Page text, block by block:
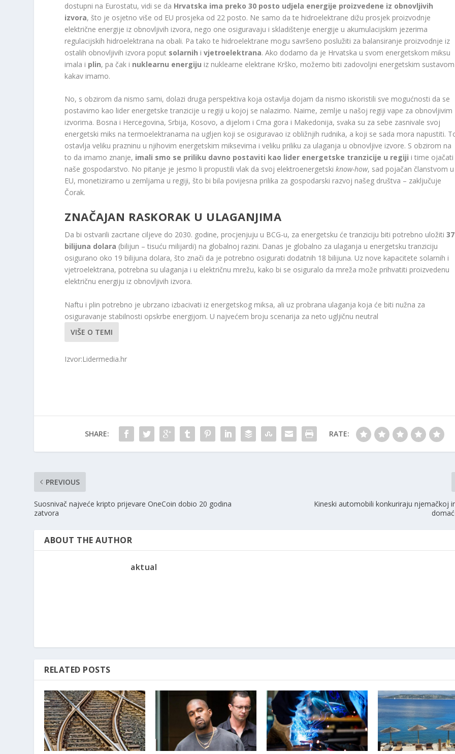
dostupni na Eurostatu, vidi se da Hrvatska ima preko 30 posto udjela energije proizvedene iz obnovljivih
izvora, što je osjetno više od EU prosjeka od 22 posto. Ne samo da te hidroelektrane dižu prosjek proizvodnje
električne energije iz obnovljivih izvora, nego one osiguravaju i skladištenje energije u akumulacijskim jezerima
regulacijskih hidroelektrana na obali. Pa tako te hidroelektrane mogu savršeno poslužiti za balansiranje proizvodnje iz
ostalih obnovljivih izvora poput solarnih ivjetroelektrana. Ako dodamo da je Hrvatska u svom energetskom miksu
imala i plin, pa čak i nuklearnu energiju iz nuklearne elektrane Krško, možemo biti zadovoljni energetskim sustavom
kakav imamo.
No, s obzirom da nismo sami, dolazi druga perspektiva koja ostavlja dojam da nismo iskoristili sve mogućnosti da se
postavimo kao lider energetske tranzicije u regiji u kojoj se nalazimo. Naime, zemlje u našoj regiji vape za obnovljivim
izvorima. Bosna i Hercegovina, Srbija, Kosovo, a dijelom i Crna gora i Makedonija, svaka su za sebe zasnivale svoj
energetski miks na termoelektranama na ugljen koji se osiguravao iz obližnjih rudnika, a koji se sada mora napustiti.
ostavlja veliku prazninu u njihovim energetskim miksevima i veliku priliku za ulaganja u obnovljive izvore. S obzirom na
to da imamo znanje, imali smo se priliku davno postaviti kao lider energetske tranzicije u regiji i time ojačati
naše gospodarstvo. No pitanje je jesmo li propustili vlak da svoj elektroenergetskiknow-how, sad pojačan članstvom u
EU, monetiziramo u zemljama u regiji, što bi bila povijesna prilika za gospodarski razvoj našeg društva – zaključuje
Čorak.
ZNAČAJAN RASKORAK U ULAGANJIMA
Da bi ostvarili zacrtane ciljeve do 2030. godine, procjenjuju u BCG-u, za energetsku će tranziciju biti potrebno uložiti37
bilijuna dolara (bilijun – tisuću milijardi) na globalnoj razini. Danas je globalno za ulaganja u energetsku tranziciju
osigurano oko 19 bilijuna dolara, što znači da je potrebno osigurati dodatnih 18 bilijuna. Uz nove kapacitete solarnih i
vjetroelektrana, potrebna su ulaganja i u električnu mrežu, kako bi se osiguralo da mreža može prihvatiti proizvedenu
električnu energiju iz obnovljivih izvora.
Naftu i plin potrebno je ubrzano izbacivati iz energetskog miksa, ali uz probrana ulaganja koja će biti nužna za
osiguravanje stabilnosti opskrbe energijom. U najvećem broju scenarija za neto ugljičnu neutral
VIŠE O TEMI
Izvor:Lidermedia.hr
SHARE: RATE:
PREVIOUS
Suosnivač najveće kripto prijevare OneCoin dobio 20 godina
zatvora
Kineski automobili konkuriraju njemačkoj
ABOUT THE AUTHOR
aktual
RELATED POSTS